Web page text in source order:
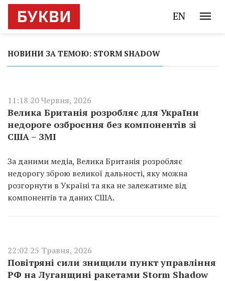
EN
НОВИНИ ЗА ТЕМОЮ: STORM SHADOW
11:18 20 Червня, 2026
Велика Британія розробляє для України
недороге озброєння без компонентів зі
США – ЗМІ
За даними медіа, Велика Британія розробляє
недорогу зброю великої дальності, яку можна
розгорнути в Україні та яка не залежатиме від
компонентів та даних США.
22:02 25 Травня, 2026
Повітряні сили знищили пункт управління
РФ на Луганщині ракетами Storm Shadow